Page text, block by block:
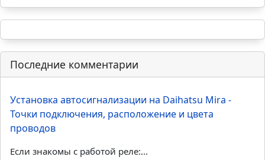
Установка автосигнализации на Ford Focus - Точки
подключения, расположение и цвета проводов
Обход штатного иммобилайзера – Модули обхода
иммобилайзеров